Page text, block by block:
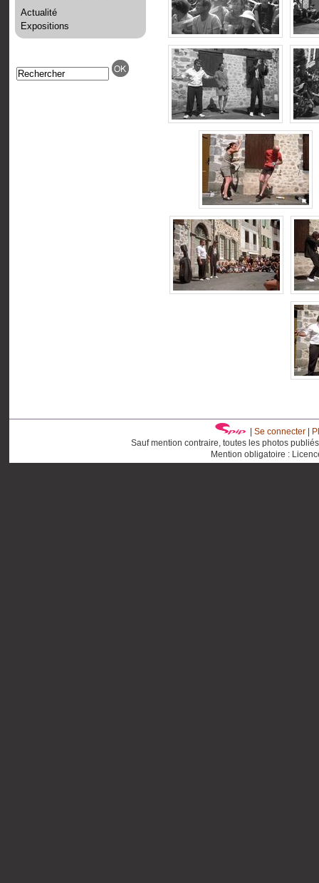
Actualité
Expositions
Se connecter|
Sauf mention contraire, toutes les photos
Mention obligatoire :